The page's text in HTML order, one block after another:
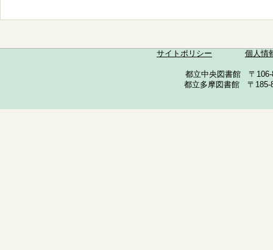
サイトポリシー 個人情
都立中央図書館 〒
都立多摩図書館 〒185-